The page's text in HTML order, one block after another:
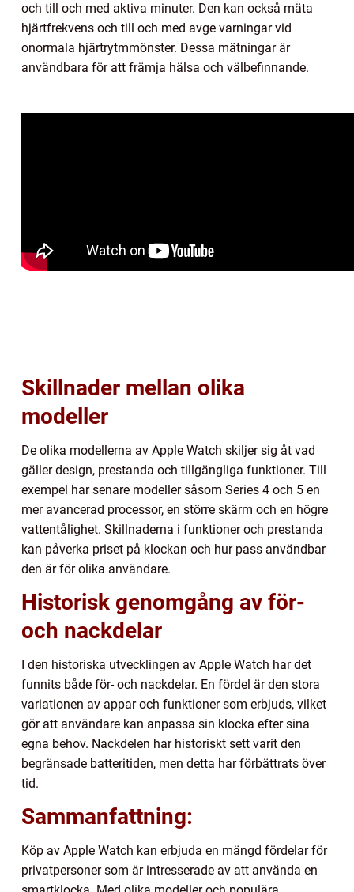
och till och med aktiva minuter. Den kan också mäta
hjärtfrekvens och till och med avge varningar vid
onormala hjärtrytmmönster. Dessa mätningar är
användbara för att främja hälsa och välbefinnande.
Skillnader mellan olika
modeller
De olika modellerna av Apple Watch skiljer sig åt vad
gäller design, prestanda och tillgängliga funktioner. Till
exempel har senare modeller såsom Series 4 och 5 en
mer avancerad processor, en större skärm och en högre
vattentålighet. Skillnaderna i funktioner och prestanda
kan påverka priset på klockan och hur pass användbar
den är för olika användare.
Historisk genomgång av för-
och nackdelar
I den historiska utvecklingen av Apple Watch har det
funnits både för- och nackdelar. En fördel är den stora
variationen av appar och funktioner som erbjuds, vilket
gör att användare kan anpassa sin klocka efter sina
egna behov. Nackdelen har historiskt sett varit den
begränsade batteritiden, men detta har förbättrats över
tid.
Sammanfattning:
Köp av Apple Watch kan erbjuda en mängd fördelar för
privatpersoner som är intresserade av att använda en